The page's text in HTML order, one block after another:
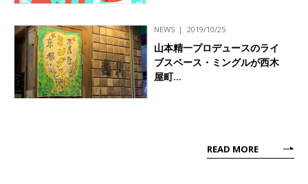
NEWS 2019/10/25
山本精一プロデュースのライ
ブスペース・ミングルが西木
屋町…
READ MORE